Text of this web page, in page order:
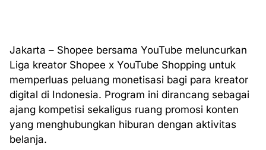
Jakarta – Shopee bersama YouTube meluncurkan
Liga kreator Shopee x YouTube Shopping untuk
memperluas peluang monetisasi bagi para kreator
digital di Indonesia. Program ini dirancang sebagai
ajang kompetisi sekaligus ruang promosi konten
yang menghubungkan hiburan dengan aktivitas
belanja.